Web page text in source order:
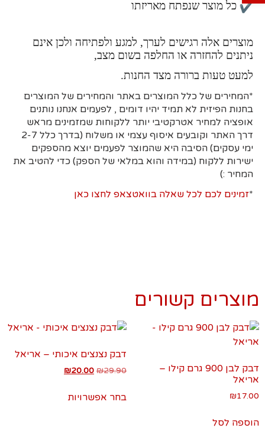
כל מוצר שנפתח מאריזתו
מוצרים אלה רגישים לערך, למגע ולפתיחה ולכן אינם
ניתנים להחזרה או החלפה בשום מצב,
למעט טעות ברורה מצד החנות.
*המחירים של כלל המוצרים באתר והמחירים של המוצרים
בחנות הפיזית לא תמיד יהיו דומים , לפעמים אנחנו נותנים
אופציה למחיר אטרקטיבי יותר ללקוחות שמזמינים מראש
דרך האתר וקובעים איסוף עצמי או משלוח (בדרך כלל 2-7
ימי עסקים) הסיבה היא שהמוצר לפעמים יוצא מהספקים
ישירות ללקוח (במידה והוא במלאי של הספק) כדי להטיב את
המחיר :)
*זמינים לכם לכל שאלה בוואטצאפ לחצו כאן
מוצרים קשורים
דבק לבן 900 גרם קילו –
אריאל
₪17.00
הוספה לסל
דבק נצנצים איכותי – אריאל
₪29.90
₪20.00
בחר אפשרויות